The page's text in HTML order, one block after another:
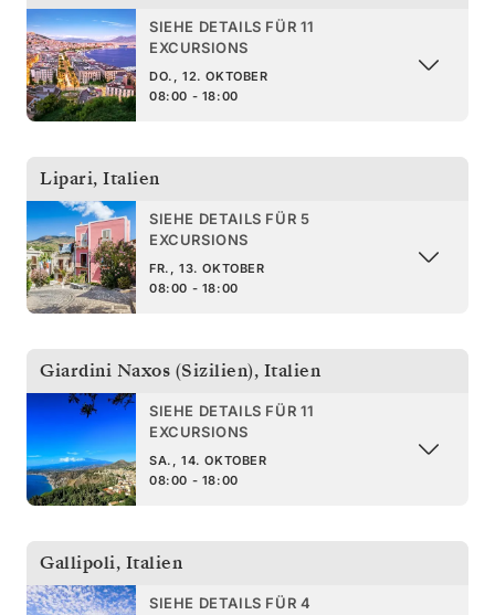
SIEHE DETAILS FÜR 11
EXCURSIONS
DO., 12. OKTOBER
08:00 - 18:00
Lipari, Italien
SIEHE DETAILS FÜR 5
EXCURSIONS
FR., 13. OKTOBER
08:00 - 18:00
Giardini Naxos (Sizilien), Italien
SIEHE DETAILS FÜR 11
EXCURSIONS
SA., 14. OKTOBER
08:00 - 18:00
Gallipoli, Italien
SIEHE DETAILS FÜR 4